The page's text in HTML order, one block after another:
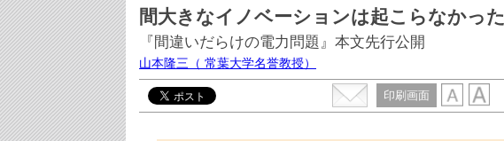
間大きなイノベーションは起こらなかった
『間違いだらけの電力問題』本文先行公開
山本隆三 （ 常葉大学名誉教授）
印刷画面